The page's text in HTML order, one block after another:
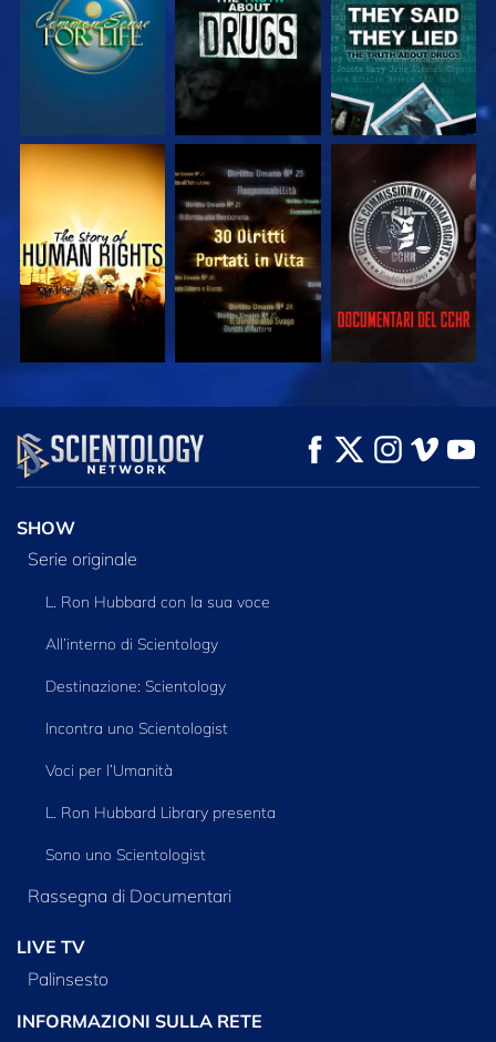
GUARDA GUARDA GUARDA
GUARDA
ESPLORA LE
SERIE
SHOW
Serie originale
L. Ron Hubbard con la sua voce
All’interno di Scientology
Destinazione: Scientology
Incontra uno Scientologist
Voci per l’Umanità
L. Ron Hubbard Library presenta
Sono uno Scientologist
Rassegna di Documentari
LIVE TV
Palinsesto
INFORMAZIONI SULLA RETE